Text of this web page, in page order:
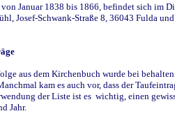
Januar 1838 bis 1866, befindet sich im
Josef-Schwank-Straße 8, 36043 Fulda
aus dem Kirchenbuch wurde bei
kam es auch vor, dass der
der Liste ist es wichtig, einen
Jahr.